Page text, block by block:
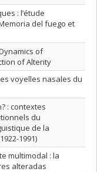
: l’étude
del fuego et
of
of Alterity
voyelles nasales du
: contextes
du
de la
1991)
multimodal : la
alteradas